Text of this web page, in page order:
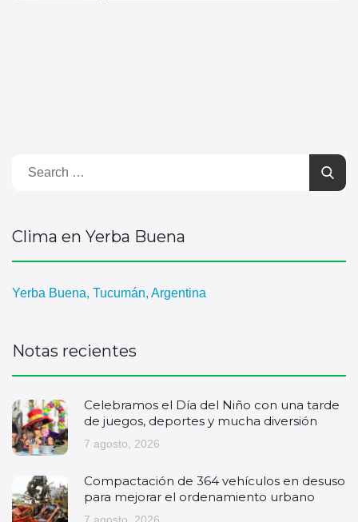
Clima en Yerba Buena
Yerba Buena, Tucumán, Argentina
Notas recientes
Celebramos el Día del Niño con una tarde
de juegos, deportes y mucha diversión
7 agosto, 2026
Compactación de 364 vehículos en desuso
para mejorar el ordenamiento urbano